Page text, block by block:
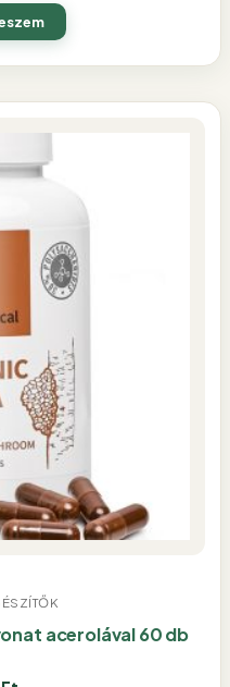
acerolával 60 db